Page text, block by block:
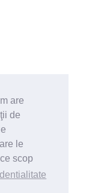
are
de
le
scop